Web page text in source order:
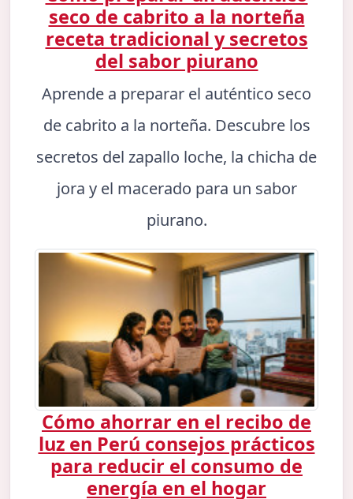
seco de cabrito a la norteña
receta tradicional y secretos
del sabor piurano
Aprende a preparar el auténtico seco
de cabrito a la norteña. Descubre los
secretos del zapallo loche, la chicha de
jora y el macerado para un sabor
piurano.
Cómo ahorrar en el recibo de
luz en Perú consejos prácticos
para reducir el consumo de
energía en el hogar